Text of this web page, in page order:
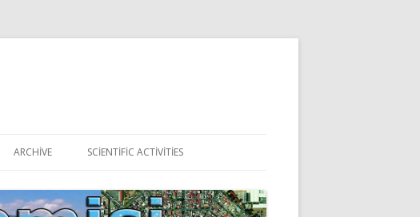
ARCHIVE SCIENTIFIC ACTIVITIES